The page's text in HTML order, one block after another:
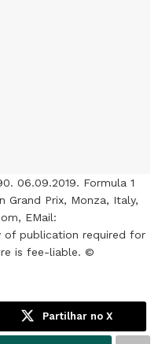
06.09.2019. Formula 1
Grand Prix, Monza, Italy,
EMail:
of publication required for
is fee-liable. ©
Partilhar no X